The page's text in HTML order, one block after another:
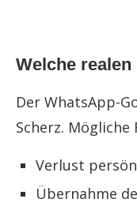
Welche
Der WhatsApp-
Scherz. Mögliche
Verlust
Übernahme